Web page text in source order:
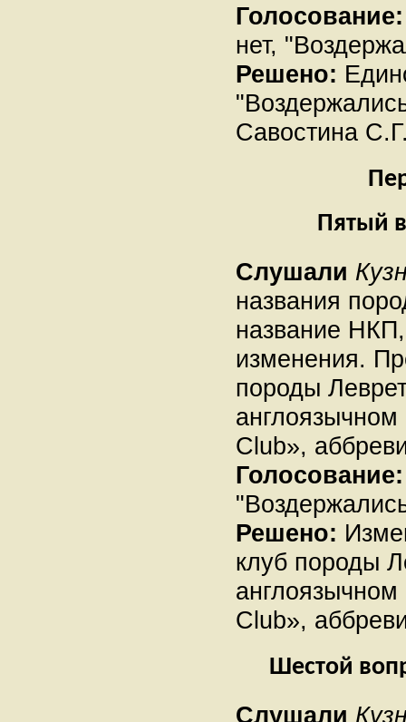
Голосование:
нет,
Решено:
Савостина
Пятый
Слушали
названия
название
изменения.
породы
Club»,
Голосование:
Решено:
клуб породы
Club»,
Шестой
Слушали